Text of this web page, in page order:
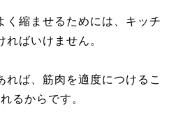
く縮ませるためには、キッチ
ればいけません。
れば、筋肉を適度につけるこ
るからです。